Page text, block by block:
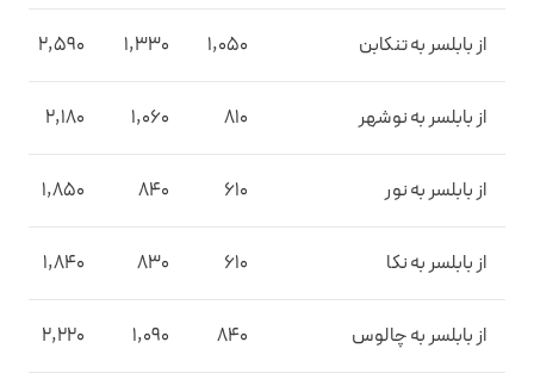
از بابلسر به تنکابن 1,050
1,330
2,590
از بابلسر به نوشهر 810
1,060
2,180
از بابلسر به نور 610
840
1,850
از بابلسر به نکا 610
830
1,840
از بابلسر به چالوس 840
1,090
2,220